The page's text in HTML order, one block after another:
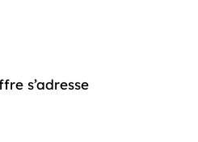
s’adresse